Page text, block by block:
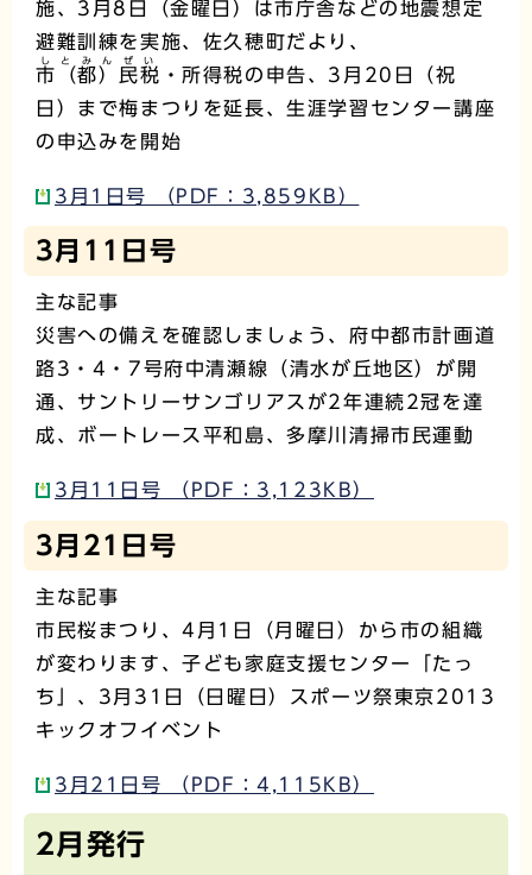
施、3月8日（金曜日）は市庁舎などの地震想定
避難訓練を実施、佐久穂町だより、
市（都）民税
しとみんぜい
・所得税の申告、3月20日（祝
日）まで梅まつりを延長、生涯学習センター講座
の申込みを開始
3月1日号 （PDF：3,859KB）
3月11日号
主な記事
災害への備えを確認しましょう、府中都市計画道
路3・4・7号府中清瀬線（清水が丘地区）が開
通、サントリーサンゴリアスが2年連続2冠を達
成、ボートレース平和島、多摩川清掃市民運動
3月11日号 （PDF：3,123KB）
3月21日号
主な記事
市民桜まつり、4月1日（月曜日）から市の組織
が変わります、子ども家庭支援センター「たっ
ち」、3月31日（日曜日）スポーツ祭東京2013
キックオフイベント
3月21日号 （PDF：4,115KB）
2月発行